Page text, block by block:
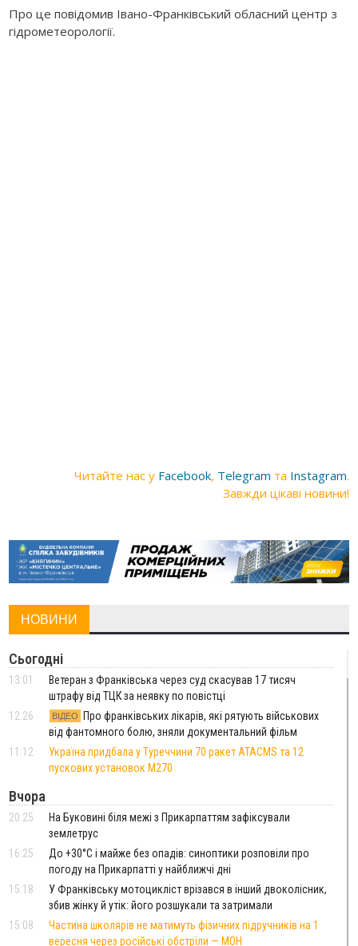
Про це повідомив Івано-Франківський обласний центр з
гідрометеорології.
Читайте нас у Facebook, Telegram та Instagram.
Завжди цікаві новини!
НОВИНИ
Сьогодні
13:01
Ветеран з Франківська через суд скасував 17 тисяч
штрафу від ТЦК за неявку по повістці
12:26
ВІДЕО Про франківських лікарів, які рятують військових
від фантомного болю, зняли документальний фільм
11:12
Україна придбала у Туреччини 70 ракет ATACMS та 12
пускових установок M270
Вчора
20:25
На Буковині біля межі з Прикарпаттям зафіксували
землетрус
16:25
До +30°C і майже без опадів: синоптики розповіли про
погоду на Прикарпатті у найближчі дні
15:18
У Франківську мотоцикліст врізався в інший двоколісник,
збив жінку й утік: його розшукали та затримали
15:08
Частина школярів не матимуть фізичних підручників на 1
вересня через російські обстріли — МОН